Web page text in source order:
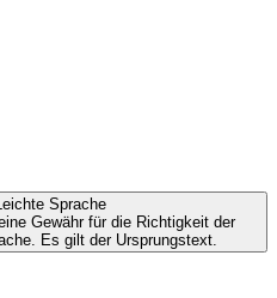
Sprache
Gewähr für die Richtigkeit der
Es gilt der Ursprungstext.